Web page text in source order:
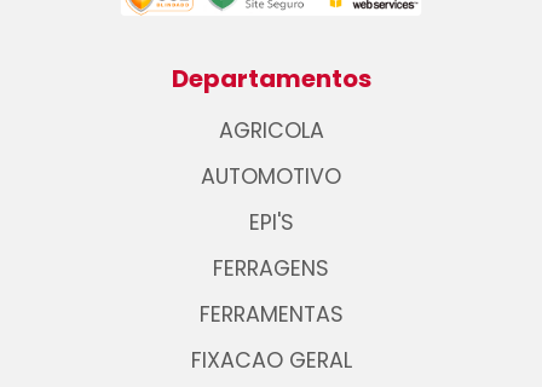
Departamentos
AGRICOLA
AUTOMOTIVO
EPI'S
FERRAGENS
FERRAMENTAS
FIXACAO GERAL